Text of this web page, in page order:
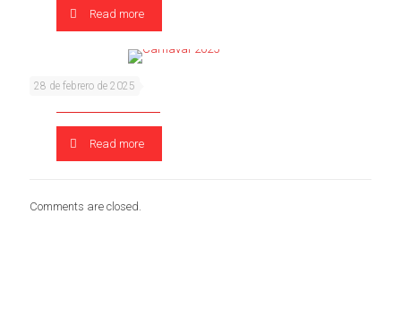
Read more
28 de febrero de 2025
Carnaval 2025
Read more
Comments are closed.